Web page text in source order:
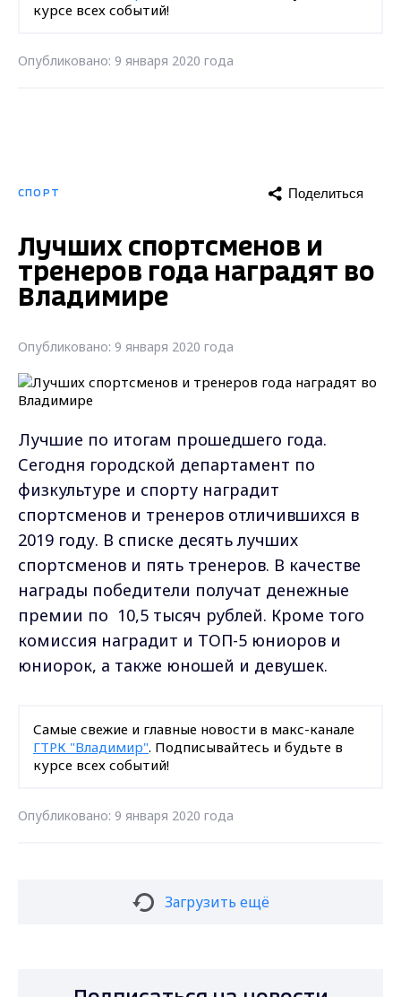
курсе всех событий!
Опубликовано: 9 января 2020 года
СПОРТ Поделиться
Лучших спортсменов и
тренеров года наградят во
Владимире
Опубликовано: 9 января 2020 года
Лучшие по итогам прошедшего года.
Сегодня городской департамент по
физкультуре и спорту наградит
спортсменов и тренеров отличившихся в
2019 году. В списке десять лучших
спортсменов и пять тренеров. В качестве
награды победители получат денежные
премии по 10,5 тысяч рублей. Кроме того
комиссия наградит и ТОП-5 юниоров и
юниорок, а также юношей и девушек.
Самые свежие и главные новости в макс-канале
ГТРК "Владимир". Подписывайтесь и будьте в
курсе всех событий!
Опубликовано: 9 января 2020 года
Загрузить ещё